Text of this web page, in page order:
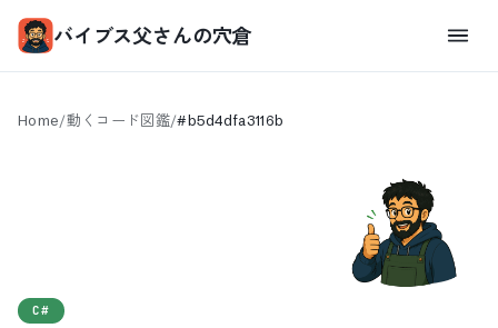
バイブス父さんの穴倉
Home/動くコード図鑑/#b5d4dfa3116b
C#